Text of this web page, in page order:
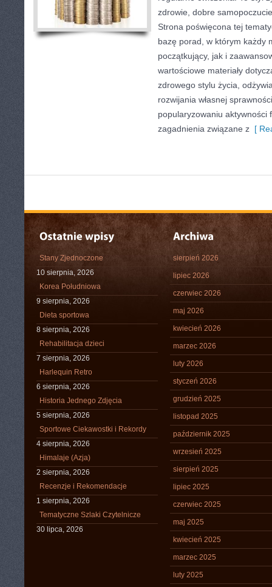
zdrowie, dobre
Strona poświęcona tej
bazę porad, w którym każdy
początkujący, jak i
wartościowe materiały
zdrowego stylu życia,
rozwijania własnej
popularyzowaniu aktywności
zagadnienia związane z [
Stany Zjednoczone
10 sierpnia, 2026
Korea Południowa
9 sierpnia, 2026
Dieta sportowa
8 sierpnia, 2026
Rehabilitacja dzieci
7 sierpnia, 2026
Harlequin Retro
6 sierpnia, 2026
Historia Jednego Zdjęcia
5 sierpnia, 2026
Sportowe Ciekawostki i Rekordy
4 sierpnia, 2026
Himalaje (Azja)
2 sierpnia, 2026
Recenzje i Rekomendacje
1 sierpnia, 2026
Tematyczne Szlaki Czytelnicze
30 lipca, 2026
sierpień 2026
lipiec 2026
czerwiec 2026
maj 2026
kwiecień 2026
marzec 2026
luty 2026
styczeń 2026
grudzień 2025
listopad 2025
październik 2025
wrzesień 2025
sierpień 2025
lipiec 2025
czerwiec 2025
maj 2025
kwiecień 2025
marzec 2025
luty 2025